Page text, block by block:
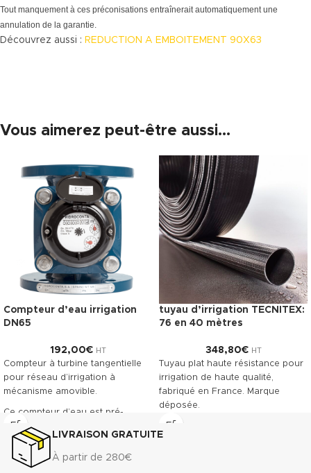
Tout manquement à ces préconisations entraînerait automatiquement une
annulation de la garantie.
Découvrez aussi : REDUCTION A EMBOITEMENT 90X63
Vous aimerez peut-être aussi…
Compteur d’eau irrigation
DN65
192,00€ HT
Compteur à turbine tangentielle
pour réseau d’irrigation à
mécanisme amovible.
Ce compteur d’eau est pré-
équipé pour recevoir la pose
d’un émetteur à impulsions.
Classe métrologique A. Corps en
fonte revêtu, offrant une grande
tuyau d’irrigation TECNITEX:
76 en 40 mètres
348,80€ HT
Tuyau plat haute résistance pour
irrigation de haute qualité,
fabriqué en France. Marque
déposée.
Télécharger la fiche technique
(.pdf)
LIVRAISON GRATUITE
À partir de 280€